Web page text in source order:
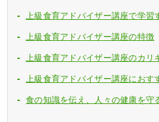
上級食育アドバイザー講座で学習
上級食育アドバイザー講座の特徴
上級食育アドバイザー講座のカリ
上級食育アドバイザー講座におす
食の知識を伝え、人々の健康を守